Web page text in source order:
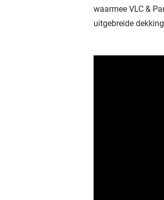
waarmee VLC &
uitgebreide